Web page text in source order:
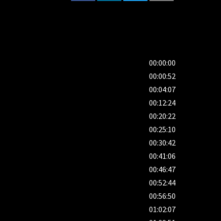
qui profite de sa liberté pour repousser plus
une artiste interprète rare, qui a
milliers de cariocas présents ce soir-là. Zaz
Aires qui n'en finissent plus de l'ovationner
00:00:00
00:00:52
00:04:07
00:12:24
00:20:22
00:25:10
00:30:42
00:41:06
00:46:47
00:52:44
00:56:50
01:02:07